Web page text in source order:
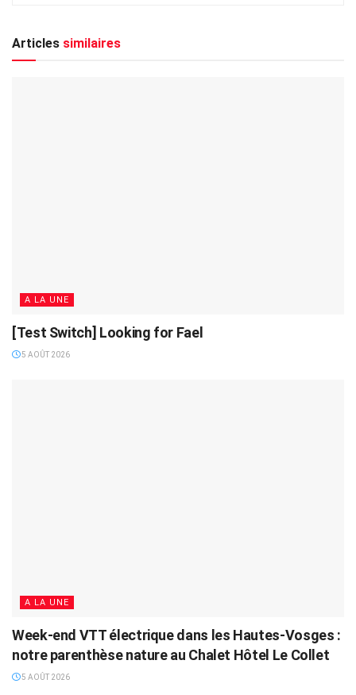
Articles similaires
A LA UNE
[Test Switch] Looking for Fael
5 AOÛT 2026
A LA UNE
Week-end VTT électrique dans les Hautes-Vosges :
notre parenthèse nature au Chalet Hôtel Le Collet
5 AOÛT 2026